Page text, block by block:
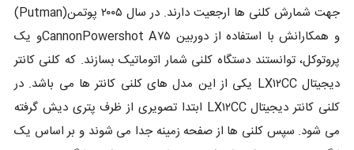
جهت شمارش کلنی ها ارجعیت دارند. در سال ۲۰۰۵ پوتمن(Putman)
و همکارانش با استفاده از دوربین CannonPowershot A۷۵و یک
پروتوکل، توانستند دستگاه کلنی شمار اتوماتیک بسازند. که کلنی کانتر
دیجیتال LX۱۲CC یکی از این مدل های کلنی کانتر ها می باشد. در
کلنی کانتر دیجیتال LX۱۲CC ابتدا تصویری از ظرف پتری دیش گرفته
می شود. سپس کلنی ها از صفحه زمینه جدا می شوند و بر اساس یک